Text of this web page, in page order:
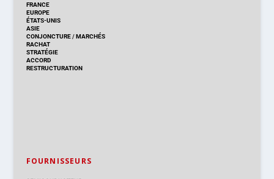
FRANCE
EUROPE
ÉTATS-UNIS
ASIE
CONJONCTURE/MARCHÉS
RACHAT
STRATÉGIE
ACCORD
RESTRUCTURATION
FOURNISSEURS